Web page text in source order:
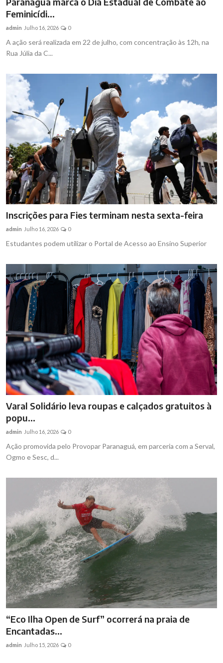
Feminicídi...
admin Julho 16, 2026 0
A ação será realizada em 22 de julho, com concentração às 12h, na
Rua Júlia da C...
Inscrições para Fies terminam nesta sexta-feira
admin Julho 16, 2026 0
Estudantes podem utilizar o Portal de Acesso ao Ensino Superior
Varal Solidário leva roupas e calçados gratuitos à
popu...
admin Julho 16, 2026 0
Ação promovida pelo Provopar Paranaguá, em parceria com a Serval,
Ogmo e Sesc, d...
“Eco Ilha Open de Surf” ocorrerá na praia de
Encantadas...
admin Julho 15, 2026 0